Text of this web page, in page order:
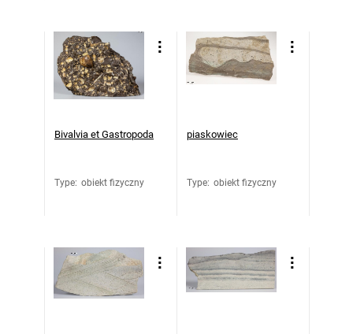
Bivalvia et Gastropoda
Type: obiekt fizyczny
piaskowiec
Type: obiekt fizyczny